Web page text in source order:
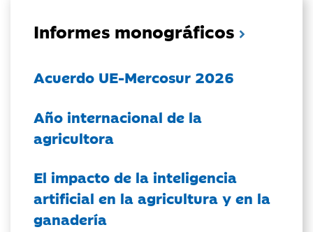
Informes monográficos
Acuerdo UE-Mercosur 2026
Año internacional de la
agricultora
El impacto de la inteligencia
artificial en la agricultura y en la
ganadería